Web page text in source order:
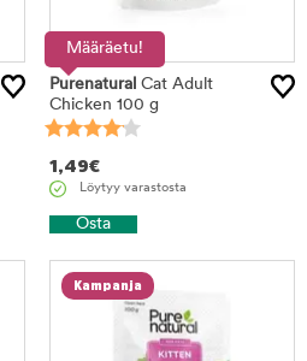
Määräetu!
Purenatural Cat Adult
Chicken 100 g
1,49€
Löytyy varastosta
Osta
Kampanja